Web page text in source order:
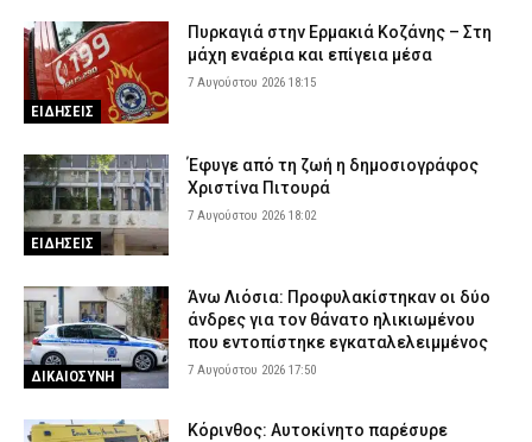
ΕΙΔΗΣΕΙΣ
Πυρκαγιά στην Ερμακιά Κοζάνης – Στη
μάχη εναέρια και επίγεια μέσα
7 Αυγούστου 2026 18:15
ΕΙΔΗΣΕΙΣ
Έφυγε από τη ζωή η δημοσιογράφος
Χριστίνα Πιτουρά
7 Αυγούστου 2026 18:02
ΔΙΚΑΙΟΣΥΝΗ
Άνω Λιόσια: Προφυλακίστηκαν οι δύο
άνδρες για τον θάνατο ηλικιωμένου
που εντοπίστηκε εγκαταλελειμμένος
7 Αυγούστου 2026 17:50
Κόρινθος: Αυτοκίνητο παρέσυρε